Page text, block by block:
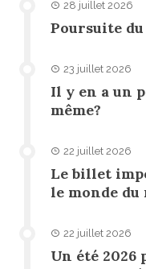
28 juillet 2026
Poursuite
23 juillet 2026
Il y en a un
même?
22 juillet 2026
Le billet
le monde
22 juillet 2026
Un été 2026